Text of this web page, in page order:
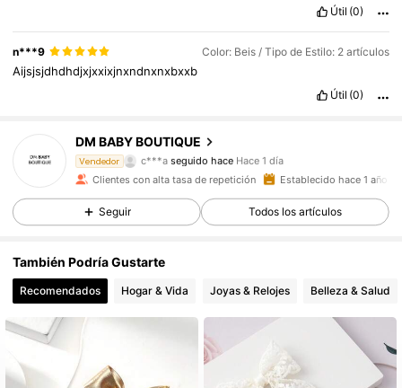
Útil (0)
n***9 Color: Beis / Tipo de Estilo: 2 artículos
Aijsjsjdhdhdjxjxxixjnxndnxnxbxxb
Útil (0)
DM BABY BOUTIQUE
Vendedor c***a seguido hace Hace 1 día
4,95
7.7K Seguidores
7.7K Seguidores
4,95
7.7K Seguidores
Clientes con alta tasa de repetición Establecido hace 1 año
Seguir Todos los artículos
También Podría Gustarte
Recomendados Hogar & Vida Joyas & Relojes Belleza & Salud